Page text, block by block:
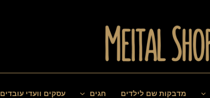
מדבקות שם לילדים חגים עסקים וועדי עובדים